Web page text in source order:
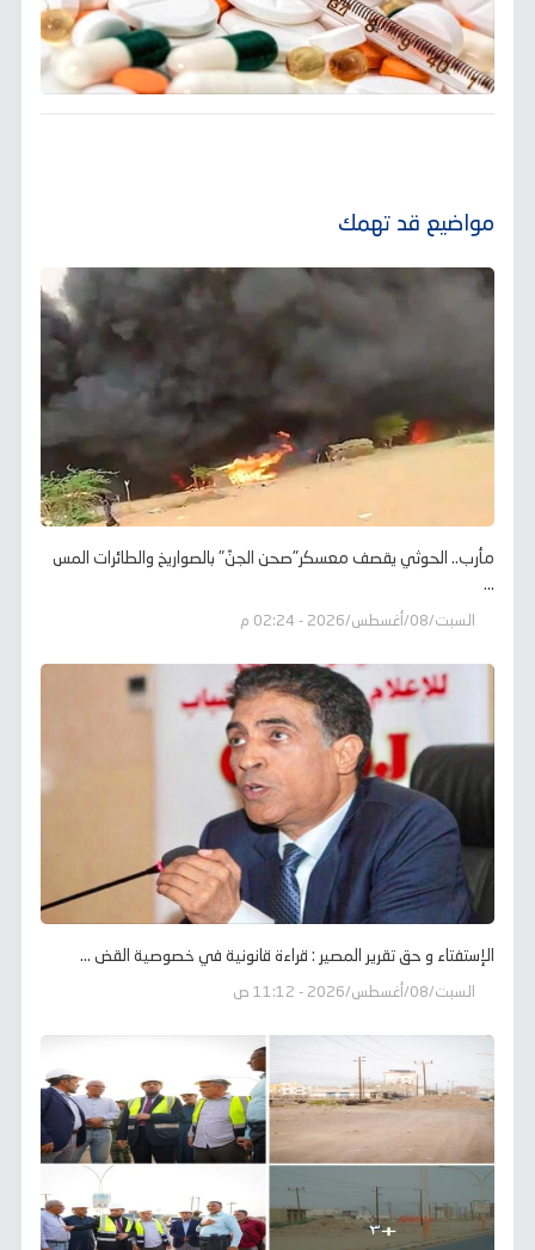
مواضيع قد تهمك
مأرب.. الحوثي يقصف معسكر"صحن الجنّ" بالصواريخ والطائرات المس
...
السبت/08/أغسطس/2026 - 02:24 م
الإستفتاء و حق تقرير المصير : قراءة قانونية في خصوصية القض ...
السبت/08/أغسطس/2026 - 11:12 ص